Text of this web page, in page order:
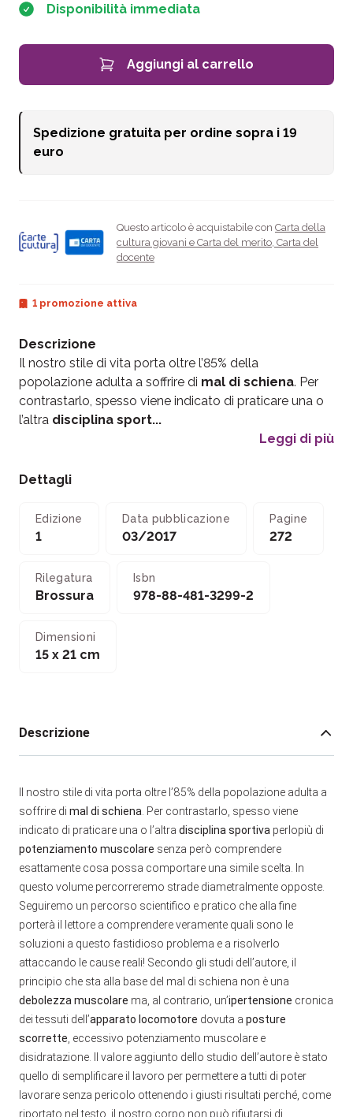
Disponibilità immediata
Aggiungi al carrello
Spedizione gratuita per ordine sopra i 19
euro
Questo articolo è acquistabile con Carta della
cultura giovani e Carta del merito Carta del
docente
1 promozione attiva
Descrizione
Il nostro stile di vita porta oltre l’85% della
popolazione adulta a soffrire di mal di schiena. Per
contrastarlo, spesso viene indicato di praticare una o
l’altra disciplina sport...
Leggi di più
Dettagli
Edizione
1
Data pubblicazione
03/2017
Pagine
272
Rilegatura
Brossura
Isbn
978-88-481-3299-2
Dimensioni
15 x 21 cm
Descrizione
Il nostro stile di vita porta oltre l’85% della popolazione adulta a
soffrire di mal di schiena . Per contrastarlo, spesso viene
indicato di praticare una o l’altra disciplina sportiva perlopiù di
potenziamento muscolare senza però comprendere
esattamente cosa possa comportare una simile scelta. In
questo volume percorreremo strade diametralmente opposte.
Seguiremo un percorso scientifico e pratico che alla fine
porterà il lettore a comprendere veramente quali sono le
soluzioni a questo fastidioso problema e a risolverlo
attaccando le cause reali! Secondo gli studi dell’autore, il
principio che sta alla base del mal di schiena non è una
debolezza muscolare ma, al contrario, un’ipertensione cronica
dei tessuti dell’apparato locomotore dovuta a posture
scorrette , eccessivo potenziamento muscolare e
disidratazione. Il valore aggiunto dello studio dell’autore è stato
quello di semplificare il lavoro per permettere a tutti di poter
lavorare senza pericolo ottenendo i giusti risultati perché, come
riportato nel testo, il nostro corpo non può rifiutarsi di